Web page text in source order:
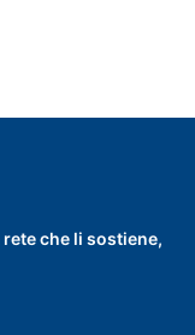
che li sostiene,